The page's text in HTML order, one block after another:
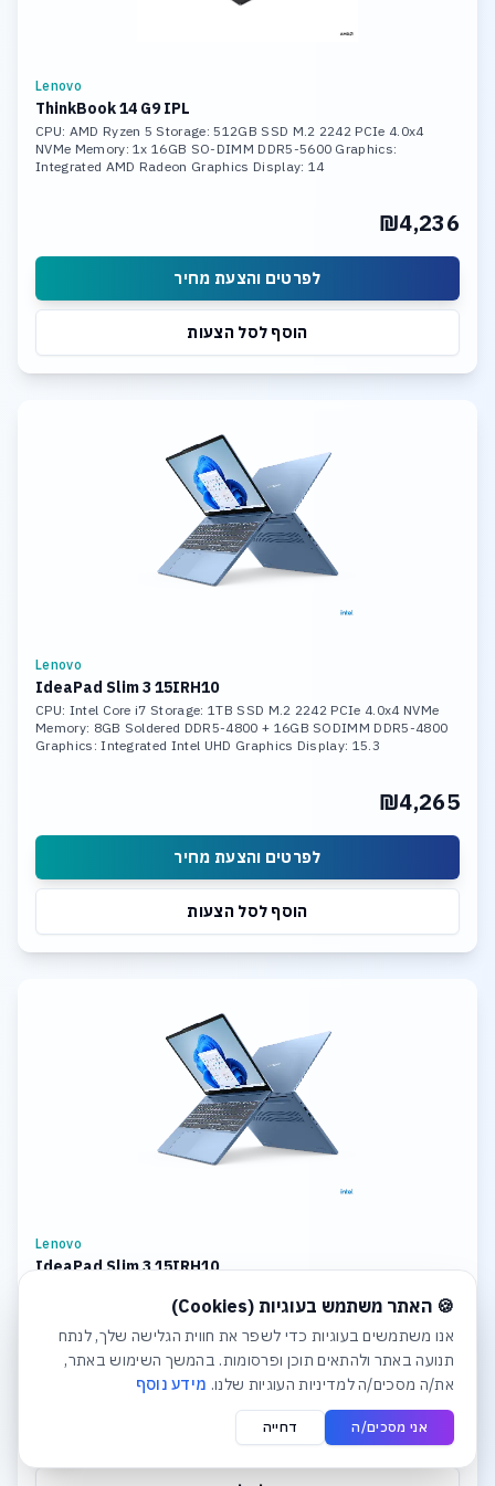
Lenovo
ThinkBook 14 G9 IPL
CPU: AMD Ryzen 5 Storage: 512GB SSD M.2 2242 PCIe 4.0x4
NVMe Memory: 1x 16GB SO-DIMM DDR5-5600 Graphics:
Integrated AMD Radeon Graphics Display: 14
₪4,236
לפרטים והצעת מחיר
הוסף לסל הצעות
Lenovo
IdeaPad Slim 3 15IRH10
CPU: Intel Core i7 Storage: 1TB SSD M.2 2242 PCIe 4.0x4 NVMe
Memory: 8GB Soldered DDR5-4800 + 16GB SODIMM DDR5-4800
Graphics: Integrated Intel UHD Graphics Display: 15.3
₪4,265
לפרטים והצעת מחיר
הוסף לסל הצעות
Lenovo
IdeaPad Slim 3 15IRH10
Memory: 8GB Soldered DDR5-4800 + 16GB SODIMM DDR5-4800
₪4,381
לפרטים והצעת מחיר
חלונית עוגיות נפתחה אוטומטית. לסגירה יש ללחוץ על כפתור
🍪 האתר משתמש בעוגיות (Cookies)
אנו משתמשים בעוגיות כדי לשפר את חווית הגלישה שלך, לנתח
תנועה באתר ולהתאים תוכן ופרסומות. בהמשך השימוש באתר,
את/ה מסכים/ה למדיניות העוגיות שלנו. מידע נוסף
אני מסכים/ה דחייה